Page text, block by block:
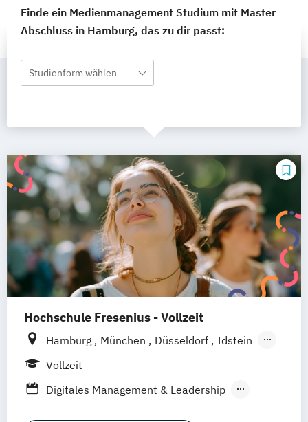
Finde ein Medienmanagement Studium mit Master
Abschluss in Hamburg, das zu dir passt:
Studienform wählen
Hochschule Fresenius - Vollzeit
Hamburg München Düsseldorf
Idstein
Berlin
Braunschweig Erfurt
Vollzeit
Digitales Management & Leadership